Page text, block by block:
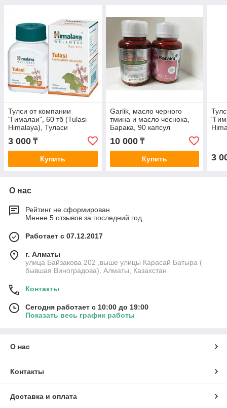
Тулси от компании
"Гималаи", 60 тб (Tulasi
Himalaya), Туласи
3 000 ₸
Купить
Garlik, масло черного
тмина и масло чеснока,
Барака, 90 капсул
10 000₸
Купить 3
О нас
Рейтинг не сформирован
Менее 5 отзывов за последний год
Работает с 07.12.2017
г. Алматы
улица Байзакова 202 ,выше улицы Карасай Батыра (
бывшая Виноградова), Алматы, Казахстан
Контакты
Сегодня работает с 10:00 до 19:00
Показать весь график работы
О нас
Контакты
Доставка и оплата